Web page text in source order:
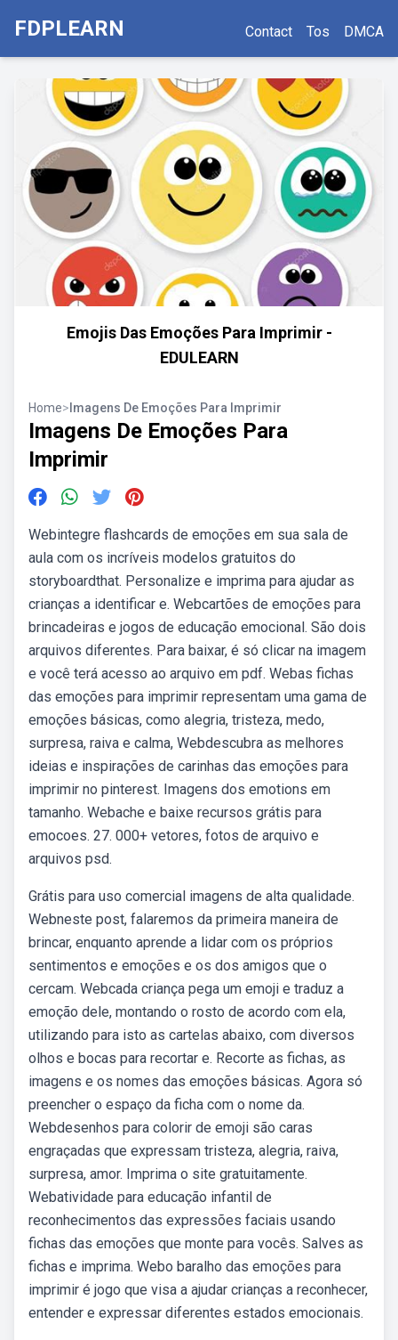
FDPLEARN Contact Tos DMCA
Emojis Das Emoções Para Imprimir -
EDULEARN
Home> Imagens De Emoções Para Imprimir
Imagens De Emoções Para
Imprimir
Webintegre flashcards de emoções em sua sala de
aula com os incríveis modelos gratuitos do
storyboardthat. Personalize e imprima para ajudar as
crianças a identificar e. Webcartões de emoções para
brincadeiras e jogos de educação emocional. São dois
arquivos diferentes. Para baixar, é só clicar na imagem
e você terá acesso ao arquivo em pdf. Webas fichas
das emoções para imprimir representam uma gama de
emoções básicas, como alegria, tristeza, medo,
surpresa, raiva e calma, Webdescubra as melhores
ideias e inspirações de carinhas das emoções para
imprimir no pinterest. Imagens dos emotions em
tamanho. Webache e baixe recursos grátis para
emocoes. 27. 000+ vetores, fotos de arquivo e
arquivos psd.
Grátis para uso comercial imagens de alta qualidade.
Webneste post, falaremos da primeira maneira de
brincar, enquanto aprende a lidar com os próprios
sentimentos e emoções e os dos amigos que o
cercam. Webcada criança pega um emoji e traduz a
emoção dele, montando o rosto de acordo com ela,
utilizando para isto as cartelas abaixo, com diversos
olhos e bocas para recortar e. Recorte as fichas, as
imagens e os nomes das emoções básicas. Agora só
preencher o espaço da ficha com o nome da.
Webdesenhos para colorir de emoji são caras
engraçadas que expressam tristeza, alegria, raiva,
surpresa, amor. Imprima o site gratuitamente.
Webatividade para educação infantil de
reconhecimentos das expressões faciais usando
fichas das emoções que monte para vocês. Salves as
fichas e imprima. Webo baralho das emoções para
imprimir é jogo que visa a ajudar crianças a reconhecer,
entender e expressar diferentes estados emocionais.